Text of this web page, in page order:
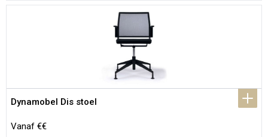
Dynamobel Dis stoel
Vanaf €€